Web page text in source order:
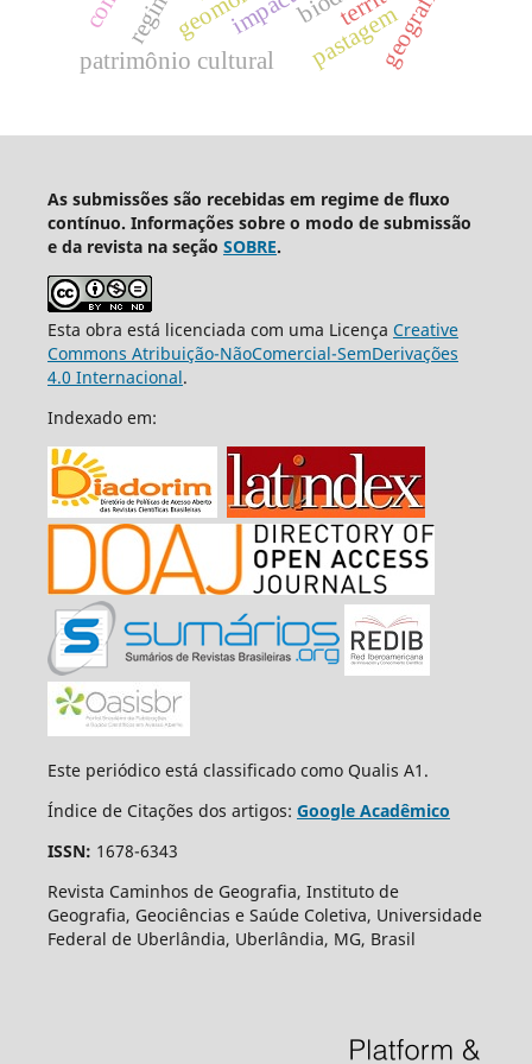
pastagem
patrimônio cultural geografia
As submissões são recebidas em regime de fluxo
contínuo. Informações sobre o modo de submissão
e da revista na seção SOBRE.
Esta obra está licenciada com uma Licença Creative
Commons Atribuição-NãoComercial-SemDerivações
4.0 Internacional.
Indexado em:
Este periódico está classificado como Qualis A1.
Índice de Citações dos artigos: Google Acadêmico
ISSN: 1678-6343
Revista Caminhos de Geografia, Instituto de
Geografia, Geociências e Saúde Coletiva, Universidade
Federal de Uberlândia, Uberlândia, MG, Brasil